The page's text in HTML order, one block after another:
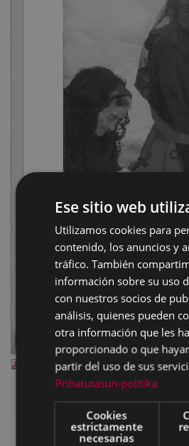
eibar 102.pdf— PDF document,
Libros de Eibar
Ese sitio web
Utilizamos cookies para
contenido, los anuncios y
tráfico. También
información sobre su uso
con nuestros socios de
análisis, quienes pueden
otra información que les
proporcionado o que
partir del uso de sus
Pribatutasun-politika
Cookies
estrictamente
necesarias